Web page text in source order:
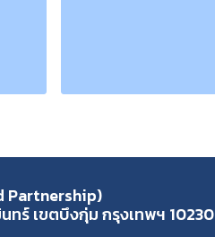
Partnership)
ทร์ เขตบึงกุ่ม กรุงเทพฯ 10230